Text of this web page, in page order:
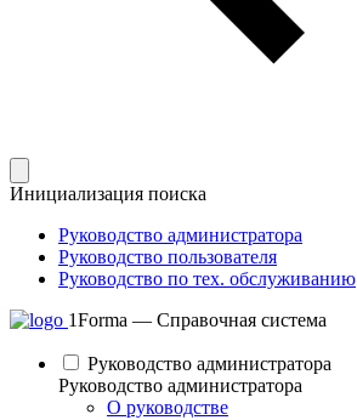
Инициализация поиска
Руководство администратора
Руководство пользователя
Руководство по тех. обслуживанию
1Forma — Справочная система
Руководство администратора
Руководство администратора
О руководстве